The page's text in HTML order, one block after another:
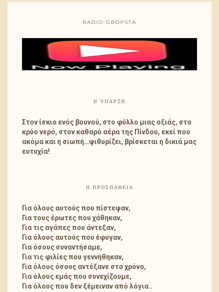
RADIO GROPSTA
Η ΎΠΑΡΞΗ
Στον ίσκιο ενός βουνού, στο φύλλο μιας οξιάς, στο
κρύο νερό, στον καθαρό αέρα της Πίνδου, εκεί που
ακόμα και η σιωπή…ψιθυρίζει, βρίσκεται η δικιά μας
ευτυχία!
Η ΠΡΟΣΠΑΘΕΙΑ
Για όλους αυτούς που πίστεψαν,
Για τους έρωτες που χάθηκαν,
Για τις αγάπες που άντεξαν,
Για όλους αυτούς που έφυγαν,
Για όσους συναντήσαμε,
Για τις φιλίες που γεννήθηκαν,
Για όλους όσους αντέξανε στο χρόνο,
Για όλους εμάς που συνεχίζουμε,
Για όλους που δεν ξέμειναν από λόγια..